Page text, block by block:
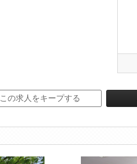
この求人をキープする